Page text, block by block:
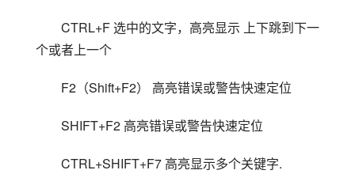
CTRL+F 选中的文字，高亮显示 上下跳到下一
个或者上一个
F2（Shift+F2） 高亮错误或警告快速定位
SHIFT+F2 高亮错误或警告快速定位
CTRL+SHIFT+F7 高亮显示多个关键字.